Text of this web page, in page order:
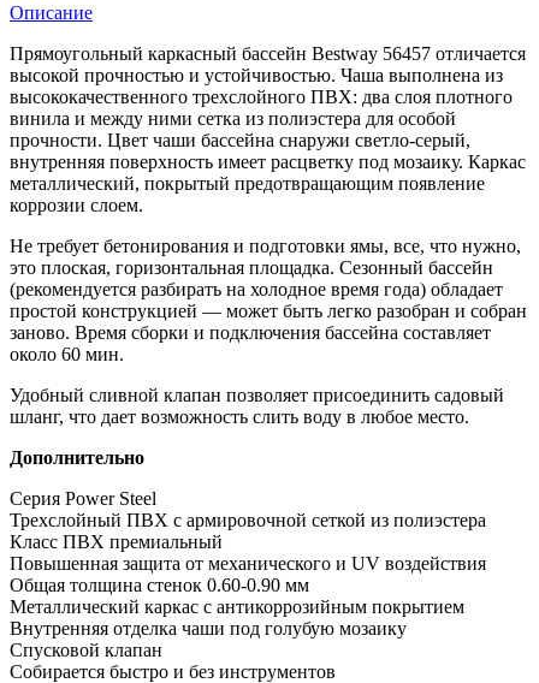
Описание
Прямоугольный каркасный бассейн Bestway 56457 отличается
высокой прочностью и устойчивостью. Чаша выполнена из
высококачественного трехслойного ПВХ: два слоя плотного
винила и между ними сетка из полиэстера для особой
прочности. Цвет чаши бассейна снаружи светло-серый,
внутренняя поверхность имеет расцветку под мозаику. Каркас
металлический, покрытый предотвращающим появление
коррозии слоем.
Не требует бетонирования и подготовки ямы, все, что нужно,
это плоская, горизонтальная площадка. Сезонный бассейн
(рекомендуется разбирать на холодное время года) обладает
простой конструкцией — может быть легко разобран и собран
заново. Время сборки и подключения бассейна составляет
около 60 мин.
Удобный сливной клапан позволяет присоединить садовый
шланг, что дает возможность слить воду в любое место.
Дополнительно
Серия Power Steel
Трехслойный ПВХ с армировочной сеткой из полиэстера
Класс ПВХ премиальный
Повышенная защита от механического и UV воздействия
Общая толщина стенок 0.60-0.90 мм
Металлический каркас с антикоррозийным покрытием
Внутренняя отделка чаши под голубую мозаику
Спусковой клапан
Собирается быстро и без инструментов